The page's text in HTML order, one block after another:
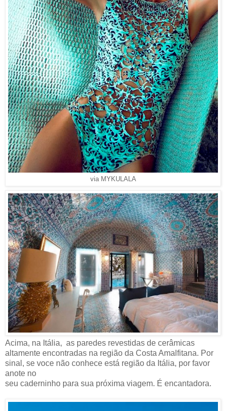
via MYKULALA
Acima, na Itália, as paredes revestidas de cerâmicas
altamente encontradas na região da Costa Amalfitana. Por
sinal, se voce não conhece está região da Itália, por favor
anote no
seu caderninho para sua próxima viagem. É encantadora.